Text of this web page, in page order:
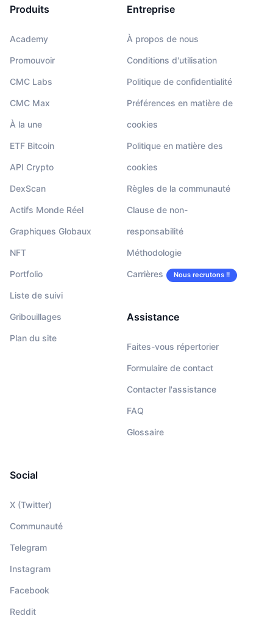
Produits
Academy
Promouvoir
CMC Labs
CMC Max
À la une
ETF Bitcoin
API Crypto
DexScan
Actifs Monde Réel
Graphiques Globaux
NFT
Portfolio
Liste de suivi
Gribouillages
Plan du site
Entreprise
À propos de nous
Conditions d'utilisation
Politique de confidentialité
Préférences en matière de
cookies
Politique en matière des
cookies
Règles de la communauté
Clause de non-
responsabilité
Méthodologie
Carrières Nous recrutons !!
Assistance
Faites-vous répertorier
Formulaire de contact
Contacter l'assistance
FAQ
Glossaire
Social
X (Twitter)
Communauté
Telegram
Instagram
Facebook
Reddit